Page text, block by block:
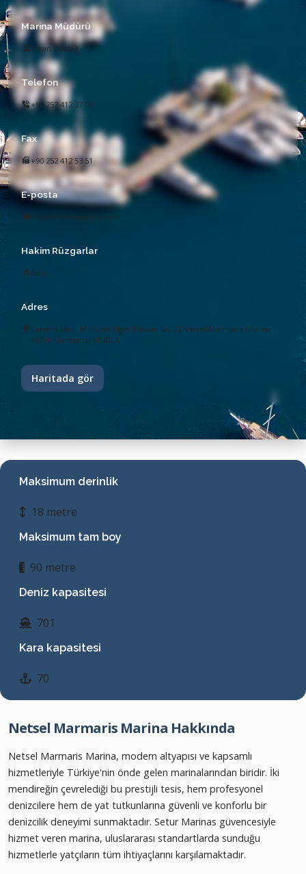
Marina Müdürü
Erkan Özatağ
Telefon
+90 252 412 27 08
Fax
+90 252 412 53 51
E-posta
info@netselmarina.com
Hakim Rüzgarlar
Batı
Adres
Sarıana Mah. M.Münir Elgin Bulvarı No:32 Netsel Marmaris Marina
48700 Marmaris/ MUĞLA
Haritada gör
Maksimum derinlik
18 metre
Maksimum tam boy
90 metre
Deniz kapasitesi
701
Kara kapasitesi
70
Netsel Marmaris Marina Hakkında
Netsel Marmaris Marina, modern altyapısı ve kapsamlı
hizmetleriyle Türkiye'nin önde gelen marinalarından biridir. İki
mendireğin çevrelediği bu prestijli tesis, hem profesyonel
denizcilere hem de yat tutkunlarına güvenli ve konforlu bir
denizcilik deneyimi sunmaktadır. Setur Marinas güvencesiyle
hizmet veren marina, uluslararası standartlarda sunduğu
hizmetlerle yatçıların tüm ihtiyaçlarını karşılamaktadır.